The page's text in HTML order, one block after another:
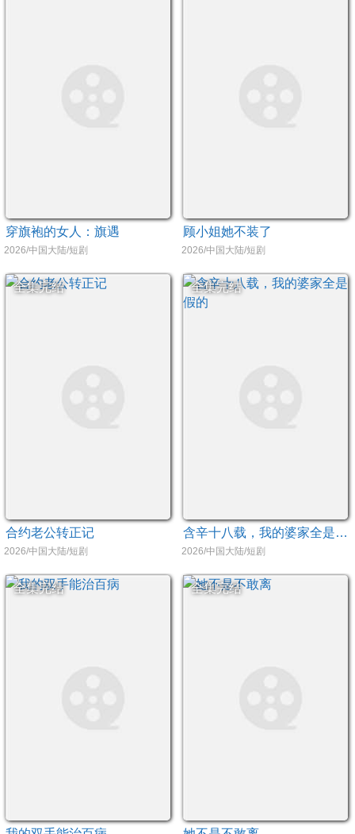
穿旗袍的女人：旗遇
2026/中国大陆/短剧
顾小姐她不装了
2026/中国大陆/短剧
全集完结
合约老公转正记
2026/中国大陆/短剧
全集完结
含辛十八载，我的婆家全是假的
2026/中国大陆/短剧
全集完结 全集完结